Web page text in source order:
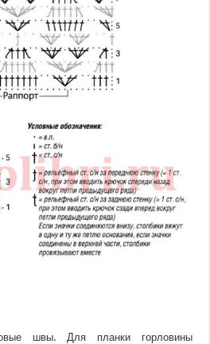
швы. Для планки горловины